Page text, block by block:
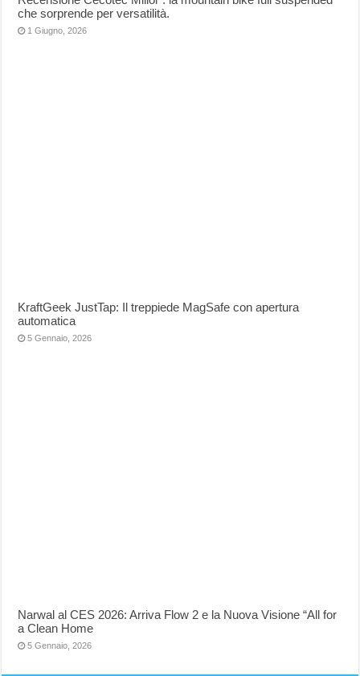
che sorprende per versatilità.
1 Giugno, 2026
KraftGeek JustTap: Il treppiede MagSafe con apertura
automatica
5 Gennaio, 2026
Narwal al CES 2026: Arriva Flow 2 e la Nuova Visione “All for
a Clean Home
5 Gennaio, 2026